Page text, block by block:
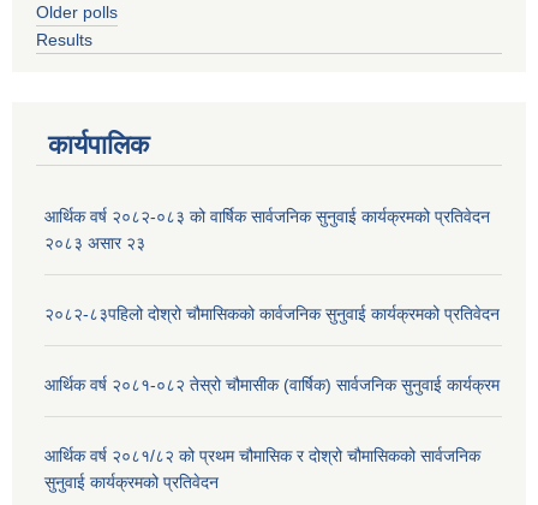
Older polls
Results
कार्यपालिक
आर्थिक वर्ष २०८२-०८३ को वार्षिक सार्वजनिक सुनुवाई कार्यक्रमको प्रतिवेदन
२०८३ असार २३
२०८२-८३पहिलो दोश्रो चौमासिकको कार्वजनिक सुनुवाई कार्यक्रमको प्रतिवेदन
आर्थिक वर्ष २०८१-०८२ तेस्रो चौमासीक (वार्षिक) सार्वजनिक सुनुवाई कार्यक्रम
आर्थिक वर्ष २०८१/८२ को प्रथम चौमासिक र दोश्रो चौमासिकको सार्वजनिक
सुनुवाई कार्यक्रमको प्रतिवेदन